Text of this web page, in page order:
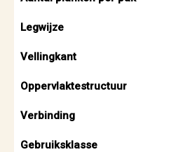
Legwijze
Vellingkant
Oppervlaktestructuur
Verbinding
Gebruiksklasse